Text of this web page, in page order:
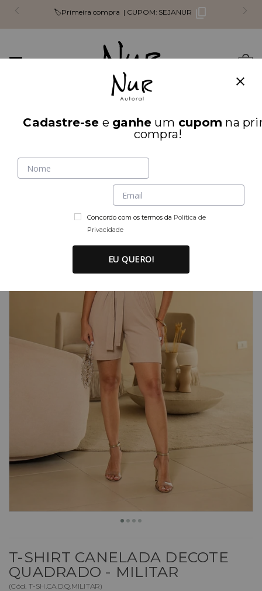
🏷️Primeira compra | CUPOM: SEJANUR
Mudar
INÍCIO ⚠️ SALE
T-SHIRT CANELADA DECOTE
QUADRADO - MILITAR
(Cód. T-SH.CA.D.Q.MILITAR)
Cadastre-se e ganhe um cupom na
compra!
Concordo com os termos da Política de
Privacidade
EU QUERO!